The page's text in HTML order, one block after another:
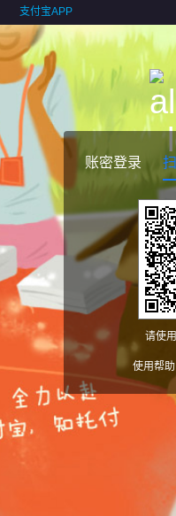
支付宝APP
账密登录
请使
使用帮助